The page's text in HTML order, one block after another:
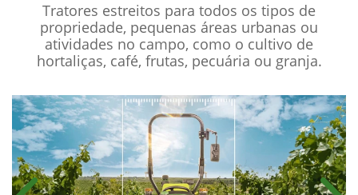
Tratores estreitos para todos os tipos de
propriedade, pequenas áreas urbanas ou
atividades no campo, como o cultivo de
hortaliças, café, frutas, pecuária ou granja.